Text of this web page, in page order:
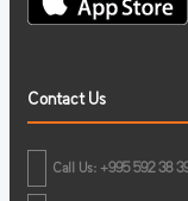
Contact Us
Call Us: +995 592 38